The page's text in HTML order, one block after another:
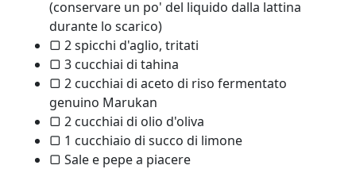
(conservare un po' del liquido dalla lattina
durante lo scarico)
▢ 2 spicchi d'aglio, tritati
▢ 3 cucchiai di tahina
▢ 2 cucchiai di aceto di riso fermentato
genuino Marukan
▢ 2 cucchiai di olio d'oliva
▢ 1 cucchiaio di succo di limone
▢ Sale e pepe a piacere